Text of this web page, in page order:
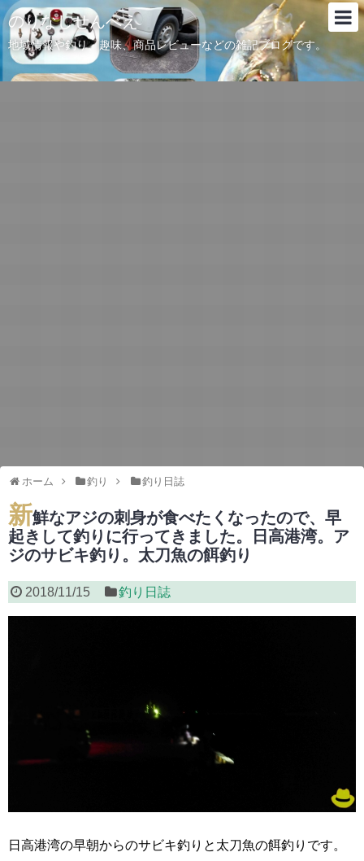
のりなしせんべえ
地域情報や釣り、趣味、商品レビューなどの雑記ブログです。
ホーム 釣り 釣り日誌
新鮮なアジの刺身が食べたくなったので、早
起きして釣りに行ってきました。日高港湾。ア
ジのサビキ釣り。太刀魚の餌釣り
2018/11/15 釣り日誌
日高港湾の早朝からのサビキ釣りと太刀魚の餌釣りです。